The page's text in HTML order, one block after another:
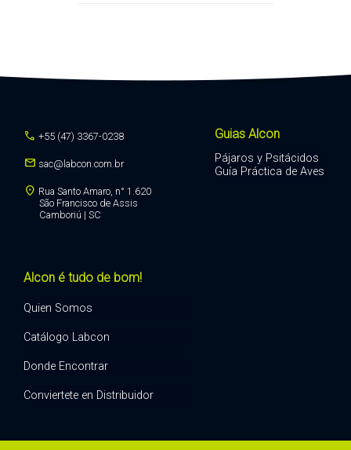
call +55 (47) 3367-0238
mail sac@labcon.com.br
location_on Rua Santo Amaro, n° 1.620
São Francisco de Assis
Camboriú | SC
Alcon é tudo de bom!
Quien Somos
Catálogo Labcon
Donde Encontrar
Conviertete en Distribuidor
Guias Alcon
Pájaros y Psitácidos
Guía Práctica de Aves